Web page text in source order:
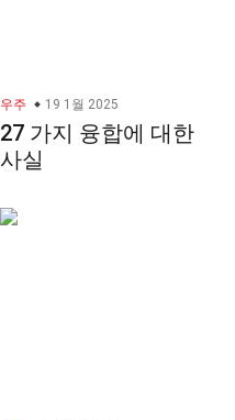
우주 19 1월 2025
27 가지 융합에 대한
사실